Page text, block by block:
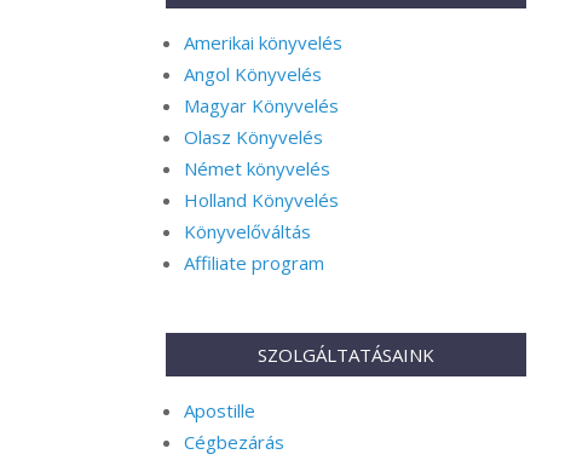
Amerikai könyvelés
Angol Könyvelés
Magyar Könyvelés
Olasz Könyvelés
Német könyvelés
Holland Könyvelés
Könyvelőváltás
Affiliate program
SZOLGÁLTATÁSAINK
Apostille
Cégbezárás